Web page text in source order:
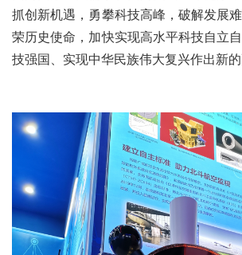
抓创新机遇，勇攀科技高峰，破解发展
荣历史使命，加快实现高水平科技自立
技强国、实现中华民族伟大复兴作出新的